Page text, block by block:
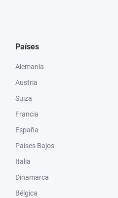
Países
Alemania
Austria
Suiza
Francia
España
Países Bajos
Italia
Dinamarca
Bélgica